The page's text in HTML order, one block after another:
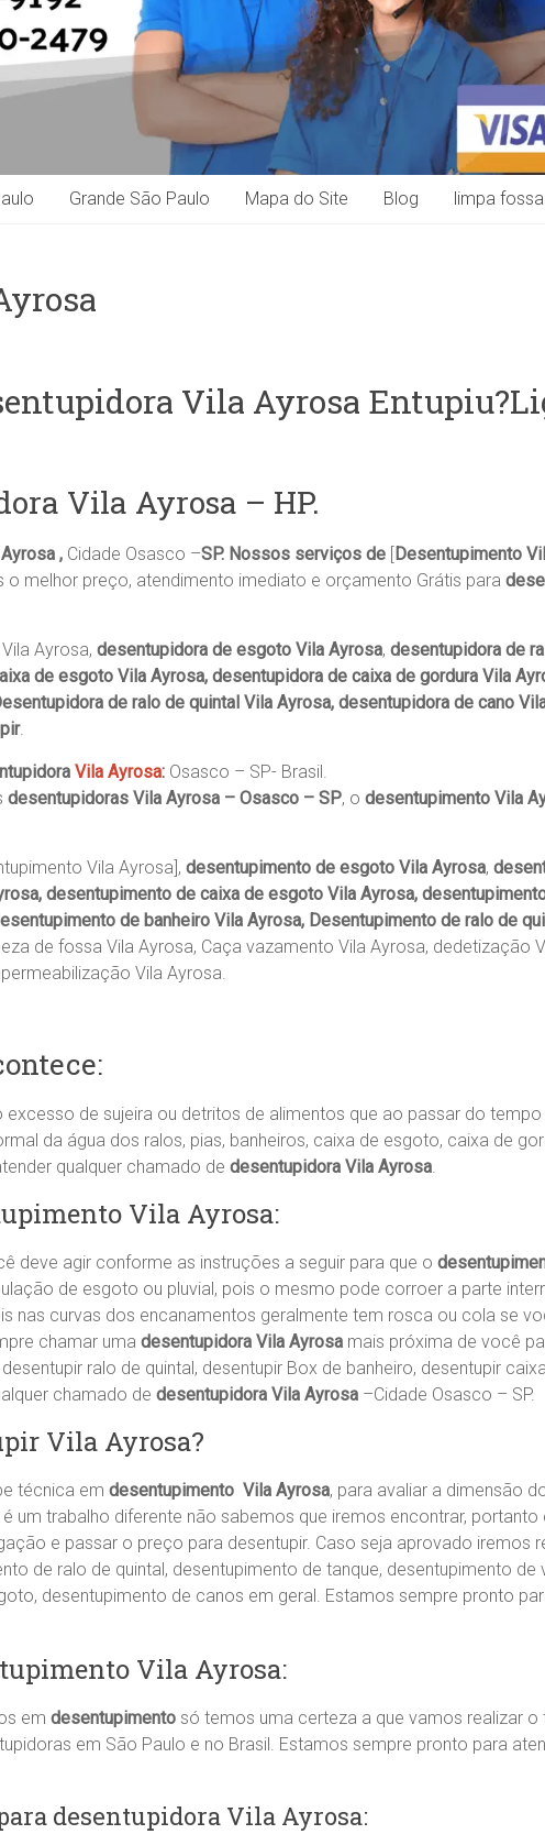
Grande São Paulo Mapa do Site Blog limpa fossa
Vila Ayrosa
Vila Ayrosa – HP.
, Cidade Osasco –SP. Nossos serviços de Desentupimento
o melhor preço, atendimento imediato e orçamento Grátis para
Ayrosa, desentupidora de esgoto Vila Ayrosa, desentupidora de
de esgoto Vila Ayrosa, desentupidora de caixa de gordura Vila
de ralo de quintal Vila Ayrosa, desentupidora de cano
.
Vila Ayrosa: Osasco – SP- Brasil.
desentupidoras Vila Ayrosa – Osasco – SP, o desentupimento Vila
Vila Ayrosa], desentupimento de esgoto Vila Ayrosa,
desentupimento de caixa de esgoto Vila Ayrosa,
de banheiro Vila Ayrosa, Desentupimento de ralo de
de fossa Vila Ayrosa, Caça vazamento Vila Ayrosa, dedetização
Vila Ayrosa.
de sujeira ou detritos de alimentos que ao passar do
da água dos ralos, pias, banheiros, caixa de esgoto, caixa de
qualquer chamado de desentupidora Vila Ayrosa.
Vila Ayrosa:
deve agir conforme as instruções a seguir para que o
de esgoto ou pluvial, pois o mesmo pode corroer a parte
nas curvas dos encanamentos geralmente tem rosca ou cola se
chamar uma desentupidora Vila Ayrosa mais próxima de você
ralo de quintal, desentupir Box de banheiro, desentupir
chamado de desentupidora Vila Ayrosa –Cidade Osasco – SP.
Vila Ayrosa?
técnica em desentupimento Vila Ayrosa, para avaliar a dimensão
um trabalho diferente não sabemos que iremos encontrar,
e passar o preço para desentupir. Caso seja aprovado iremos
de ralo de quintal, desentupimento de tanque, desentupimento
desentupimento de canos em geral. Estamos sempre pronto
Vila Ayrosa:
em desentupimento só temos uma certeza a que vamos realizar
em São Paulo e no Brasil. Estamos sempre pronto para
desentupidora Vila Ayrosa: